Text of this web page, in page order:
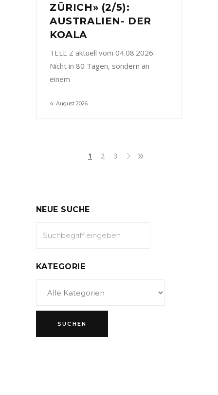
ZÜRICH» (2/5):
AUSTRALIEN- DER
KOALA
TELE Z aktuell vom 04.08.2026:
Nicht in 80 Tagen, sondern an
einem
4. August 2026
1 2 3
NEUE SUCHE
KATEGORIE